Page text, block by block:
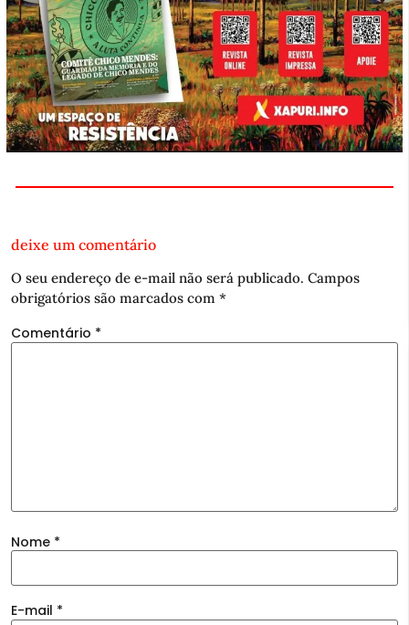
deixe um comentário
O seu endereço de e-mail não será publicado. Campos
obrigatórios são marcados com *
Comentário *
Nome *
E-mail *